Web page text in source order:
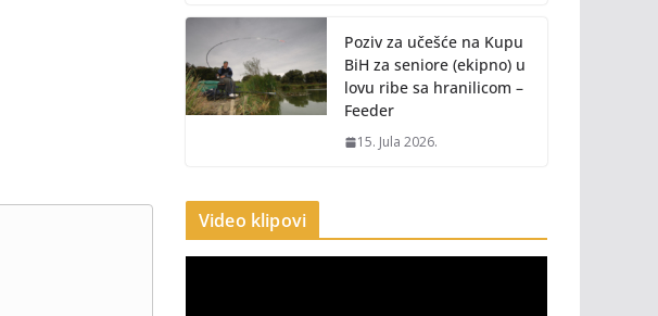
Poziv za učešće na Kupu
BiH za seniore (ekipno) u
lovu ribe sa hranilicom –
Feeder
15. Jula 2026.
Video klipovi